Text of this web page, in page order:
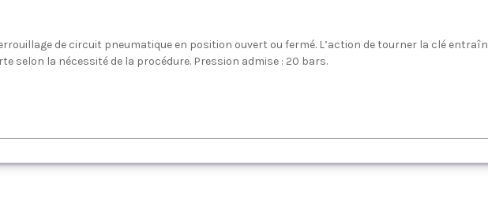
de circuit pneumatique en position ouvert ou fermé. L’action de tourner la clé
selon la nécessité de la procédure. Pression admise : 20 bars.